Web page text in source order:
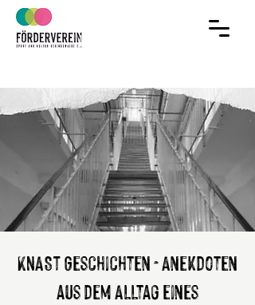
im Verein werden!
KNAST Geschichten - Anekdoten
aus dem Alltag eines